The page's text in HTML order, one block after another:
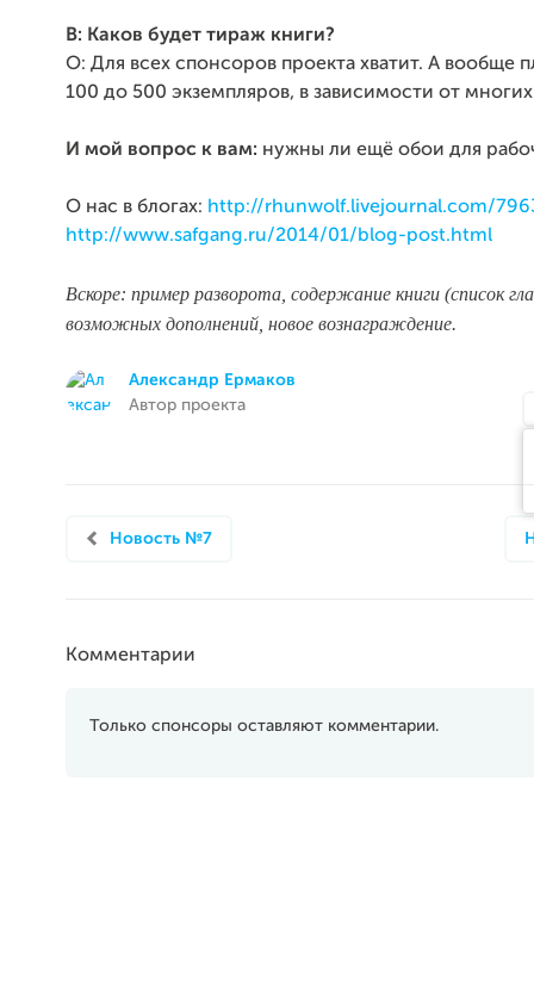
В: Каков будет тираж книги?
О: Для всех спонсоров проекта хватит. А вообще
100 до 500 экземпляров, в зависимости от
И мой вопрос к вам: нужны ли ещё обои для
О нас в блогах: http://rhunwolf.livejournal.com/
http://www.safgang.ru/2014/01/blog-post.html
Вскоре: пример разворота, содержание книги (список
возможных дополнений, новое вознаграждение.
Александр Ермаков
Автор проекта
Новость №7
Комментарии
Только спонсоры оставляют комментарии.